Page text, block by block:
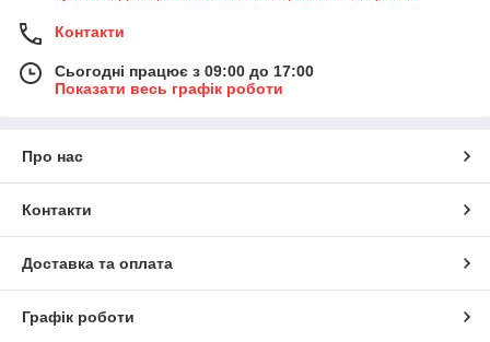
Контакти
Сьогодні працює з 09:00 до 17:00
Показати весь графік роботи
Про нас
Контакти
Доставка та оплата
Графік роботи